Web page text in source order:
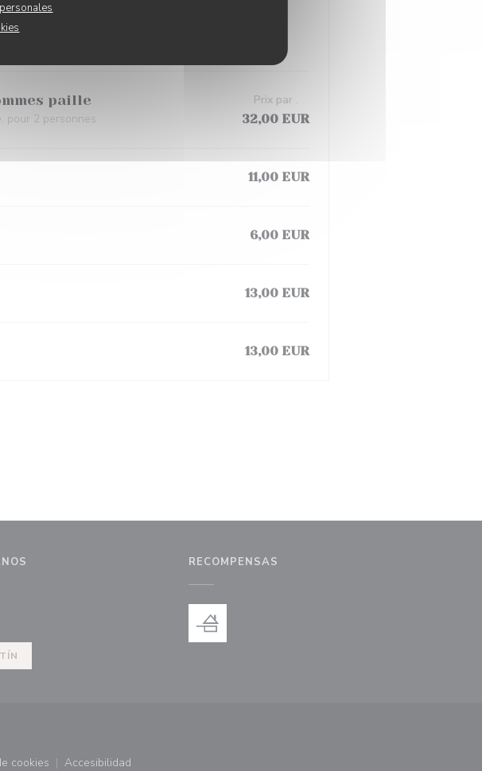
à la pièce, selon la marée
paille
pour 2 personnes 32,00 EUR
Prix par .
11,00 EUR
6,00 EUR
13,00 EUR
13,00 EUR
((abre en una nueva ventana))
RECOMPENSAS
ventana))
cookies Accesibilidad